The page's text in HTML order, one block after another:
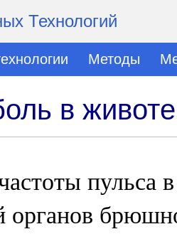
Технологий
Методы
в животе
пульса
органов